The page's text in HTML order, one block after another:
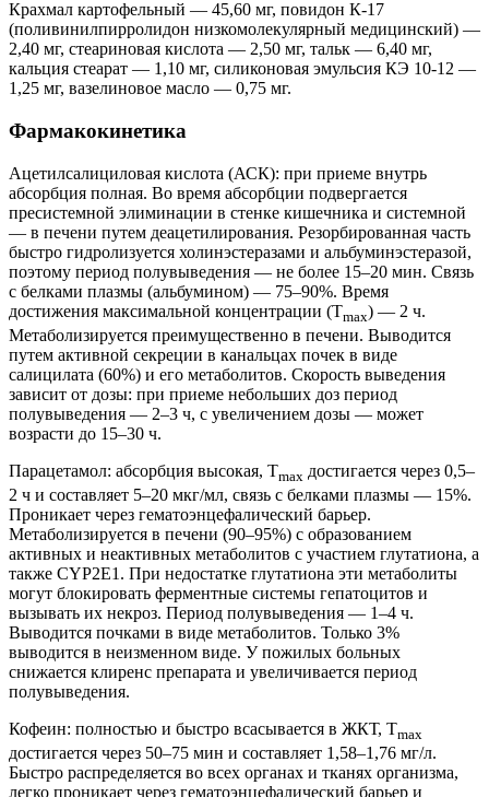
Крахмал картофельный — 45,60 мг, повидон К-17
(поливинилпирролидон низкомолекулярный медицинский) —
2,40 мг, стеариновая кислота — 2,50 мг, тальк — 6,40 мг,
кальция стеарат — 1,10 мг, силиконовая эмульсия КЭ 10-12 —
1,25 мг, вазелиновое масло — 0,75 мг.
Фармакокинетика
Ацетилсалициловая кислота (АСК): при приеме внутрь
абсорбция полная. Во время абсорбции подвергается
пресистемной элиминации в стенке кишечника и системной
— в печени путем деацетилирования. Резорбированная часть
быстро гидролизуется холинэстеразами и альбуминэстеразой,
поэтому период полувыведения — не более 15–20 мин. Связь
с белками плазмы (альбумином) — 75–90%. Время
достижения максимальной концентрации (Тmах) — 2 ч.
Метаболизируется преимущественно в печени. Выводится
путем активной секреции в канальцах почек в виде
салицилата (60%) и его метаболитов. Скорость выведения
зависит от дозы: при приеме небольших доз период
полувыведения — 2–3 ч, с увеличением дозы — может
возрасти до 15–30 ч.
Парацетамол: абсорбция высокая, Тmах достигается через 0,5–
2 ч и составляет 5–20 мкг/мл, связь с белками плазмы — 15%.
Проникает через гематоэнцефалический барьер.
Метаболизируется в печени (90–95%) с образованием
активных и неактивных метаболитов с участием глутатиона, а
также CYP2E1. При недостатке глутатиона эти метаболиты
могут блокировать ферментные системы гепатоцитов и
вызывать их некроз. Период полувыведения — 1–4 ч.
Выводится почками в виде метаболитов. Только 3%
выводится в неизменном виде. У пожилых больных
снижается клиренс препарата и увеличивается период
полувыведения.
Кофеин: полностью и быстро всасывается в ЖКТ, Тmах
достигается через 50–75 мин и составляет 1,58–1,76 мг/л.
Быстро распределяется во всех органах и тканях организма,
легко проникает через гематоэнцефалический барьер и